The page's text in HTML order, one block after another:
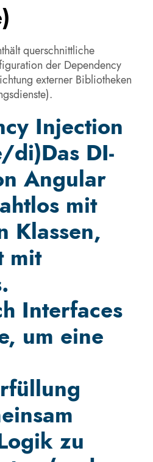
querschnittliche
der Dependency
externer Bibliotheken
Injection
di)Das DI-
Angular
mit
Klassen,
mit
Interfaces
um eine
zu